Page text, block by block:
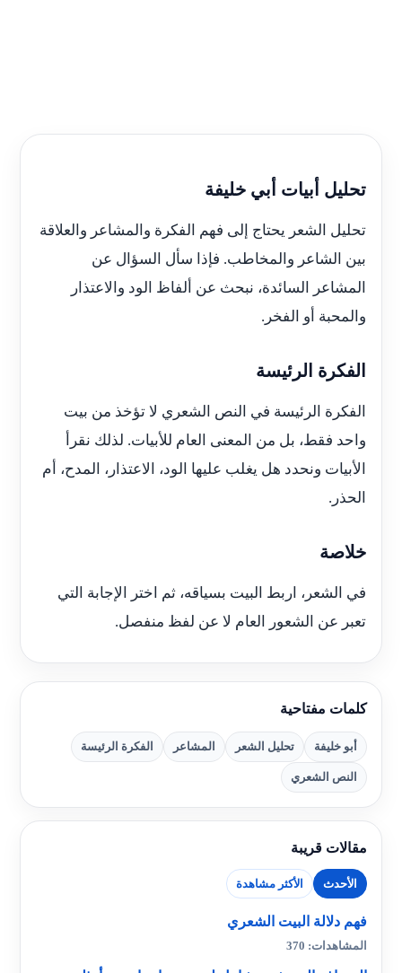
تحليل أبيات أبي خليفة
تحليل الشعر يحتاج إلى فهم الفكرة والمشاعر والعلاقة
بين الشاعر والمخاطب. فإذا سأل السؤال عن
المشاعر السائدة، نبحث عن ألفاظ الود والاعتذار
والمحبة أو الفخر.
الفكرة الرئيسة
الفكرة الرئيسة في النص الشعري لا تؤخذ من بيت
واحد فقط، بل من المعنى العام للأبيات. لذلك نقرأ
الأبيات ونحدد هل يغلب عليها الود، الاعتذار، المدح، أم
الحذر.
خلاصة
في الشعر، اربط البيت بسياقه، ثم اختر الإجابة التي
تعبر عن الشعور العام لا عن لفظ منفصل.
كلمات مفتاحية
أبو خليفة تحليل الشعر المشاعر الفكرة الرئيسة
النص الشعري
مقالات قريبة
الأحدث الأكثر مشاهدة
فهم دلالة البيت الشعري
المشاهدات: 370